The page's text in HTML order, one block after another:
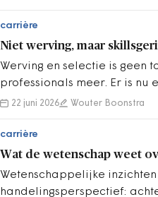
carrière
Niet werving, maar
Werving en selectie is geen
professionals meer. Er is nu
naar skillsgericht
22 juni 2026 Wouter Boonstra
carrière
Wat de wetenschap weet
Wetenschappelijke
handelingsperspectief: